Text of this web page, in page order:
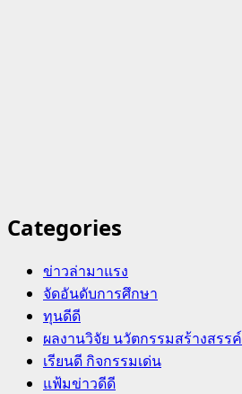
Categories
ข่าวล่ามาแรง
จัดอันดับการศึกษา
ทุนดีดี
ผลงานวิจัย นวัตกรรมสร้างสรรค์
เรียนดี กิจกรรมเด่น
แฟ้มข่าวดีดี